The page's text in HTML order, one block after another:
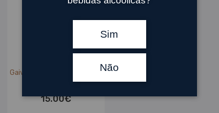
Gaivosa Primeiros Anos Tinto
15.00€
Sim
Não